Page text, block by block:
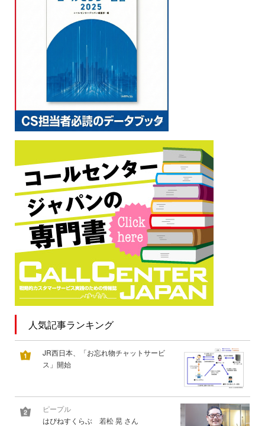
人気記事ランキング
JR西日本、「お忘れ物チャットサービ
ス」開始
ピープル
はぴねすくらぶ 若松 晃 さん